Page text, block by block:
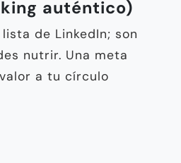
auténtico)
de LinkedIn; son
nutrir. Una meta
a tu círculo